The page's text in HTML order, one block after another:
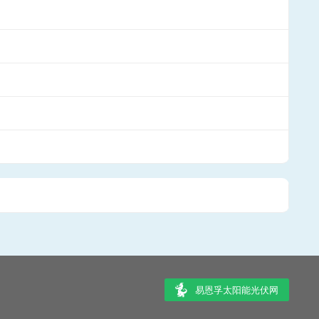
易恩孚太阳能光伏网